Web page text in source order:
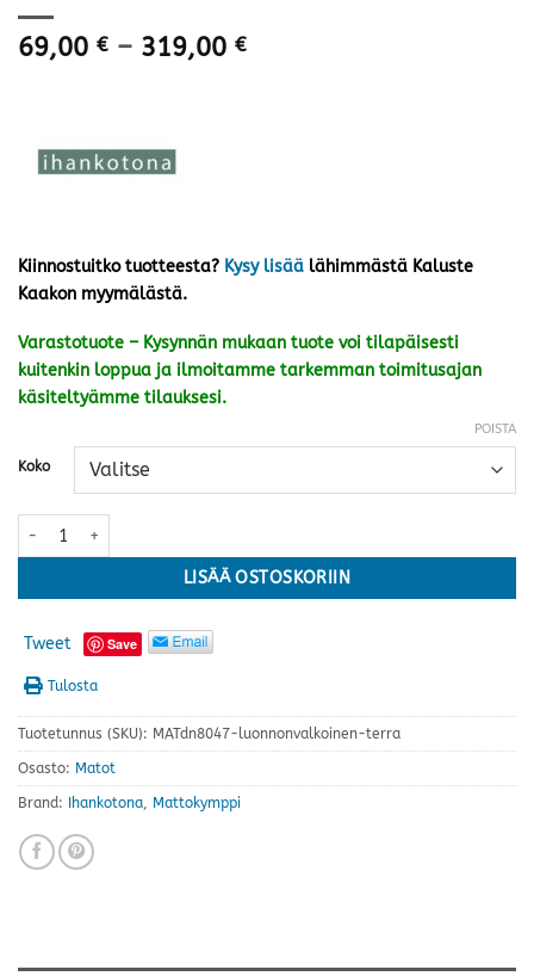
69,00 € – 319,00 €Hintaluokka:
Kiinnostuitko tuotteesta? Kysy lisää lähimmästä Kaluste
Kaakon myymälästä.
Varastotuote – Kysynnän mukaan tuote voi tilapäisesti
kuitenkin loppua ja ilmoitamme tarkemman toimitusajan
käsiteltyämme tilauksesi.
Koko
POISTA
Aria matto, luonnonvalkoinen/terra · useita kokoja määrä
LISÄÄ OSTOSKORIIN
Tweet Save
Tulosta
Tuotetunnus (SKU): MATdn8047-luonnonvalkoinen-terra
Osasto: Matot
Brand: Ihankotona, Mattokymppi